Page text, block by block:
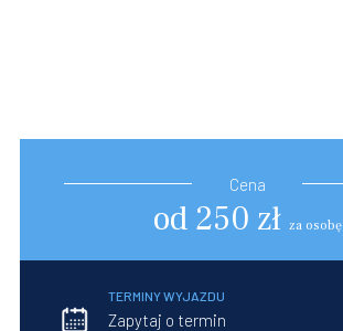
Cena
od 250 zł za osobę
TERMINY WYJAZDU
Zapytaj o termin